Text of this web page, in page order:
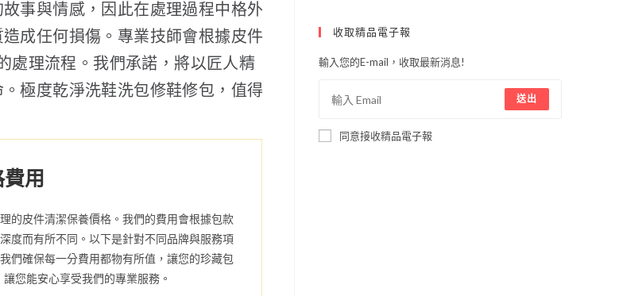
事與情感，因此在處理過程中格外
成任何損傷。專業技師會根據皮件
處理流程。我們承諾，將以匠人精
極度乾淨洗鞋洗包修鞋修包，值得
用
的皮件清潔保養價格。我們的費用會根據包款
度而有所不同。以下是針對不同品牌與服務項
們確保每一分費用都物有所值，讓您的珍藏包
您能安心享受我們的專業服務。
收取精品電子報
輸入您的E-mail，收取最新消息!
送出
同意接收精品電子報